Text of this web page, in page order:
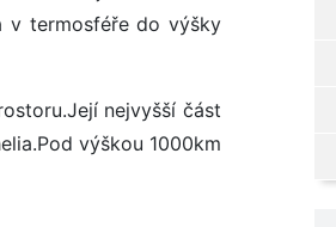
v termosféře do výšky
nejvyšší část
výškou 1000km